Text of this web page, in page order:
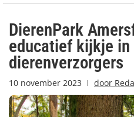
DierenPark
educatief kijkje in
dierenverzorgers
10 november 2023 door